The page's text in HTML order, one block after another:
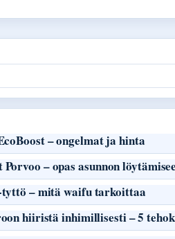
– ongelmat ja hinta
– opas asunnon
tyttö – mitä waifu tarkoittaa
hiiristä inhimillisesti – 5